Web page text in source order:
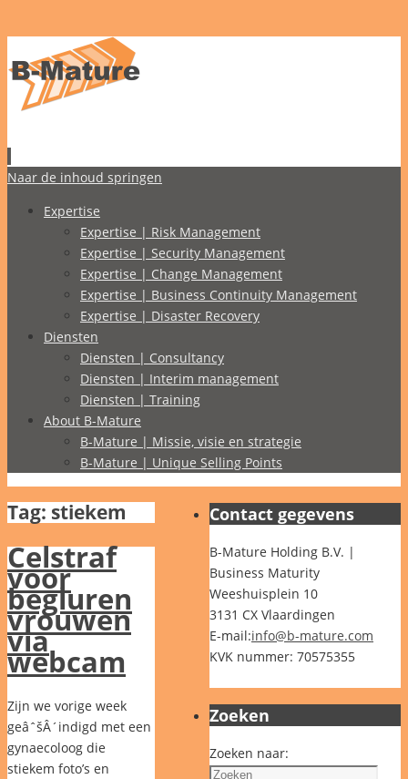
Naar de inhoud springen
Expertise
Expertise | Risk Management
Expertise | Security Management
Expertise | Change Management
Expertise | Business Continuity Management
Expertise | Disaster Recovery
Diensten
Diensten | Consultancy
Diensten | Interim management
Diensten | Training
About B-Mature
B-Mature | Missie, visie en strategie
B-Mature | Unique Selling Points
Tag: stiekem
Celstraf
voor
begluren
vrouwen
via
webcam
Zijn we vorige week
geâˆšÂ´indigd met een
gynaecoloog die
stiekem foto’s en
Contact gegevens
B-Mature Holding B.V. |
Business Maturity
Weeshuisplein 10
3131 CX Vlaardingen
E-mail:info@b-mature.com
KVK nummer: 70575355
Zoeken
Zoeken naar: